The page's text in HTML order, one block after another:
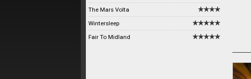
The Mars Volta
Wintersleep
Fair To Midland